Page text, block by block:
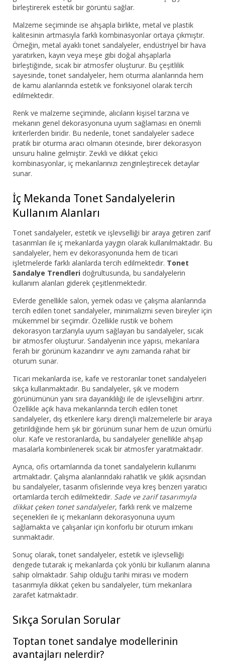
birleştirerek estetik bir görüntü sağlar.
Malzeme seçiminde ise ahşapla birlikte, metal ve plastik
kalitesinin artmasıyla farklı kombinasyonlar ortaya çıkmıştır.
Örneğin, metal ayaklı tonet sandalyeler, endüstriyel bir hava
yaratırken, kayın veya meşe gibi doğal ahşaplarla
birleştiğinde, sıcak bir atmosfer oluşturur. Bu çeşitlilik
sayesinde, tonet sandalyeler, hem oturma alanlarında hem
de kamu alanlarında estetik ve fonksiyonel olarak tercih
edilmektedir.
Renk ve malzeme seçiminde, alıcıların kişisel tarzına ve
mekanın genel dekorasyonuna uyum sağlaması en önemli
kriterlerden biridir. Bu nedenle, tonet sandalyeler sadece
pratik bir oturma aracı olmanın ötesinde, birer dekorasyon
unsuru haline gelmiştir. Zevkli ve dikkat çekici
kombinasyonlar, iç mekanlarınızı zenginleştirecek detaylar
sunar.
İç Mekanda Tonet Sandalyelerin
Kullanım Alanları
Tonet sandalyeler, estetik ve işlevselliği bir araya getiren zarif
tasarımları ile iç mekanlarda yaygın olarak kullanılmaktadır. Bu
sandalyeler, hem ev dekorasyonunda hem de ticari
işletmelerde farklı alanlarda tercih edilmektedir. Tonet
Sandalye Trendleri doğrultusunda, bu sandalyelerin
kullanım alanları giderek çeşitlenmektedir.
Evlerde genellikle salon, yemek odası ve çalışma alanlarında
tercih edilen tonet sandalyeler, minimalizmi seven bireyler için
mükemmel bir seçimdir. Özellikle rustik ve bohem
dekorasyon tarzlarıyla uyum sağlayan bu sandalyeler, sıcak
bir atmosfer oluşturur. Sandalyenin ince yapısı, mekanlara
ferah bir görünüm kazandırır ve aynı zamanda rahat bir
oturum sunar.
Ticari mekanlarda ise, kafe ve restoranlar tonet sandalyeleri
sıkça kullanmaktadır. Bu sandalyeler, şık ve modern
görünümünün yanı sıra dayanıklılığı ile de işlevselliğini artırır.
Özellikle açık hava mekanlarında tercih edilen tonet
sandalyeler, dış etkenlere karşı dirençli malzemelerle bir araya
getirildiğinde hem şık bir görünüm sunar hem de uzun ömürlü
olur. Kafe ve restoranlarda, bu sandalyeler genellikle ahşap
masalarla kombinlenerek sıcak bir atmosfer yaratmaktadır.
Ayrıca, ofis ortamlarında da tonet sandalyelerin kullanımı
artmaktadır. Çalışma alanlarındaki rahatlık ve şıklık açısından
bu sandalyeler, tasarım ofislerinde veya kreş benzeri yaratıcı
ortamlarda tercih edilmektedir. Sade ve zarif tasarımıyla
dikkat çeken tonet sandalyeler, farklı renk ve malzeme
seçenekleri ile iç mekanların dekorasyonuna uyum
sağlamakta ve çalışanlar için konforlu bir oturum imkanı
sunmaktadır.
Sonuç olarak, tonet sandalyeler, estetik ve işlevselliği
dengede tutarak iç mekanlarda çok yönlü bir kullanım alanına
sahip olmaktadır. Sahip olduğu tarihi mirası ve modern
tasarımıyla dikkat çeken bu sandalyeler, tüm mekanlara
zarafet katmaktadır.
Sıkça Sorulan Sorular
Toptan tonet sandalye modellerinin
avantajları nelerdir?